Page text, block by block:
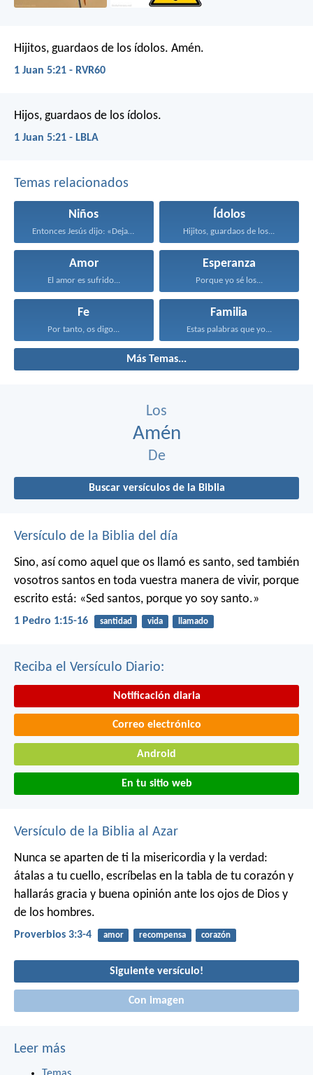
Hijitos, guardaos de los ídolos. Amén.
1 Juan 5:21 - RVR60
Hijos, guardaos de los ídolos.
1 Juan 5:21 - LBLA
Temas relacionados
Niños
Entonces Jesús dijo: «Dejad...
Ídolos
Hijitos, guardaos de los...
Amor
El amor es sufrido...
Esperanza
Porque yo sé los...
Fe
Por tanto, os digo...
Familia
Estas palabras que yo...
Más Temas...
Los
Amén
De
Buscar versículos de la Biblia
Versículo de la Biblia del día
Sino, así como aquel que os llamó es santo, sed también
vosotros santos en toda vuestra manera de vivir, porque
escrito está: «Sed santos, porque yo soy santo.»
1 Pedro 1:15-16 santidad vida llamado
Reciba el Versículo Diario:
Notificación diaria
Correo electrónico
Android
En tu sitio web
Versículo de la Biblia al Azar
Nunca se aparten de ti la misericordia y la verdad:
átalas a tu cuello, escríbelas en la tabla de tu corazón y
hallarás gracia y buena opinión ante los ojos de Dios y
de los hombres.
Proverbios 3:3-4 amor recompensa corazón
Siguiente versículo!
Con imagen
Leer más